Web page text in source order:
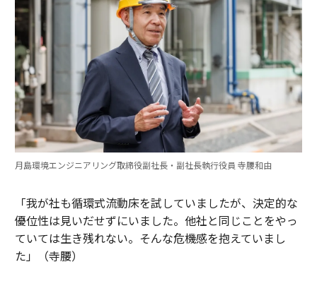
月島環境エンジニアリング取締役副社長・副社長執行役員 寺腰和由
「我が社も循環式流動床を試していましたが、決定的な
優位性は見いだせずにいました。他社と同じことをやっ
ていては生き残れない。そんな危機感を抱えていまし
た」（寺腰）